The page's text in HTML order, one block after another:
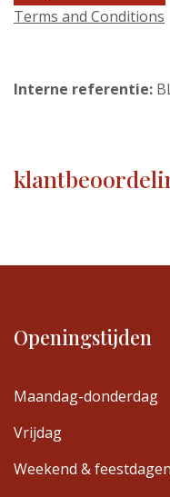
Terms and Conditions
Interne referentie:
Openingstijden
Maandag-donderdag
Vrijdag
Weekend & feestdagen